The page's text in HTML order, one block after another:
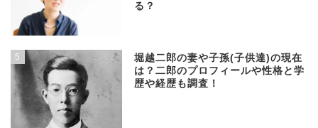
る？
5
堀越二郎の妻や子孫(子供達)の現在
は？二郎のプロフィールや性格と学
歴や経歴も調査！